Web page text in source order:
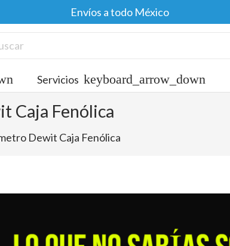
Envíos a todo México
Servicios
Caja Fenólica
Dewit Caja Fenólica